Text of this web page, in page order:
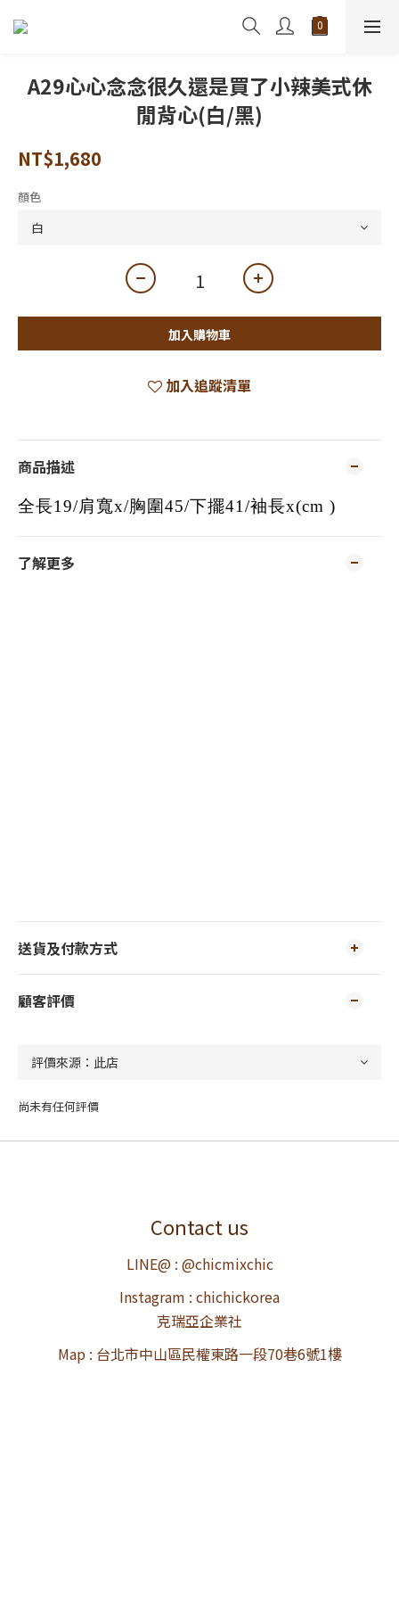
A29心心念念很久還是買了小辣美式休
閒背心(白/黑)
NT$1,680
顏色
加入購物車
加入追蹤清單
商品描述
全長19/肩寬x/胸圍45/下擺41/袖長x(cm )
了解更多
送貨及付款方式
顧客評價
尚未有任何評價
Contact us
LINE@ : @chicmixchic
Instagram : chichickorea
克瑞亞企業社
Map : 台北市中山區民權東路一段70巷6號1樓